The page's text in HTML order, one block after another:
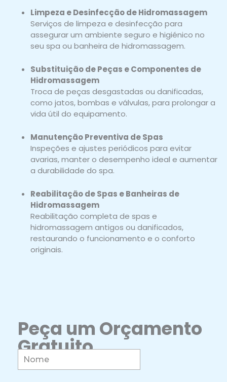
Limpeza e Desinfecção de Hidromassagem
Serviços de limpeza e desinfecção para
assegurar um ambiente seguro e higiénico no
seu spa ou banheira de hidromassagem.
Substituição de Peças e Componentes de
Hidromassagem
Troca de peças desgastadas ou danificadas,
como jatos, bombas e válvulas, para prolongar a
vida útil do equipamento.
Manutenção Preventiva de Spas
Inspeções e ajustes periódicos para evitar
avarias, manter o desempenho ideal e aumentar
a durabilidade do spa.
Reabilitação de Spas e Banheiras de
Hidromassagem
Reabilitação completa de spas e
hidromassagem antigos ou danificados,
restaurando o funcionamento e o conforto
originais.
Peça um Orçamento
Gratuito